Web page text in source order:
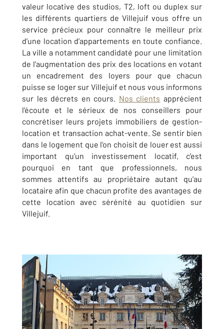
valeur locative des studios, T2, loft ou duplex sur
les différents quartiers de Villejuif vous offre un
service précieux pour connaître le meilleur prix
d’une location d’appartements en toute confiance.
La ville a notamment candidaté pour une limitation
de l’augmentation des prix des locations en votant
un encadrement des loyers pour que chacun
puisse se loger sur Villejuif et nous vous informons
sur les décrets en cours. Nos clients apprécient
l’écoute et le sérieux de nos conseillers pour
concrétiser leurs projets immobiliers de gestion-
location et transaction achat-vente. Se sentir bien
dans le logement que l’on choisit de louer est aussi
important qu’un investissement locatif, c’est
pourquoi en tant que professionnels, nous
sommes attentifs au propriétaire autant qu’au
locataire afin que chacun profite des avantages de
cette location avec sérénité au quotidien sur
Villejuif.